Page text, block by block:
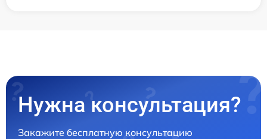
Нужна консультация?
Закажите бесплатную консультацию